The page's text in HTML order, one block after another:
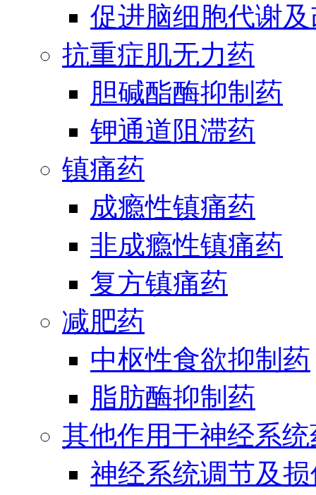
促进脑细胞代谢
抗重症肌无力药
胆碱酯酶抑制药
钾通道阻滞药
镇痛药
成瘾性镇痛药
非成瘾性镇痛药
复方镇痛药
减肥药
中枢性食欲抑制药
脂肪酶抑制药
其他作用于神经系统
神经系统调节及